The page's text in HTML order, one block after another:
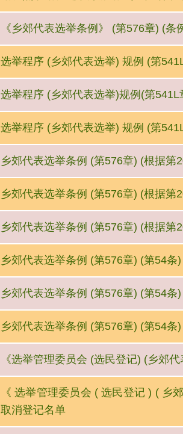
《乡郊代表选举条例》 (第576章) (
选举程序 (乡郊代表选举) 规例 (第
选举程序 (乡郊代表选举)规例(第
选举程序 (乡郊代表选举) 规例 (第
乡郊代表选举条例 (第576章) (根据
乡郊代表选举条例 (第576章) (根据
乡郊代表选举条例 (第576章) (根据
乡郊代表选举条例 (第576章) (第54
乡郊代表选举条例 (第576章) (第54
乡郊代表选举条例 (第576章) (第54
《选举管理委员会 (选民登记) (乡郊
《 选举管理委员会 ( 选民登记 ) ( 乡
取消登记名单